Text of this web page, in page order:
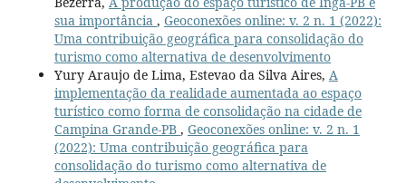
sua importância , Geoconexões online: v. 2 n. 1 (2022):
Uma contribuição geográfica para consolidação do
turismo como alternativa de desenvolvimento
Yury Araujo de Lima, Estevao da Silva Aires, A
implementação da realidade aumentada ao espaço
turístico como forma de consolidação na cidade de
Campina Grande-PB , Geoconexões online: v. 2 n. 1
(2022): Uma contribuição geográfica para
consolidação do turismo como alternativa de